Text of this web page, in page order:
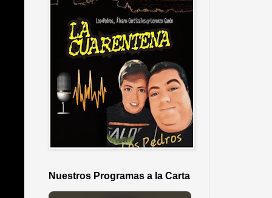
Nuestros Programas a la Carta